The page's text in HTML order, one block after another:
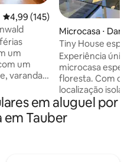
4,99 de uma avaliação média de
4,99 (145)
um
um
varanda
uma área
Microcasa ⋅
Tiny House
com aroma de
Experiência única
microcasa
floresta. Com
localização
de 13m x 8m. Experimente microcasas
de um tipo
Alemanha! No
em aluguel por
Tauber